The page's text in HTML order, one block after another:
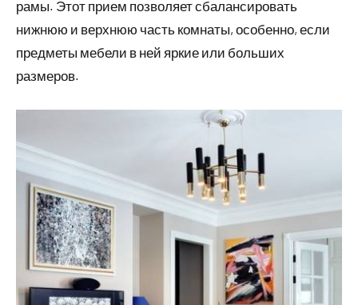
рамы. Этот прием позволяет сбалансировать
нижнюю и верхнюю часть комнаты, особенно, если
предметы мебели в ней яркие или больших
размеров.